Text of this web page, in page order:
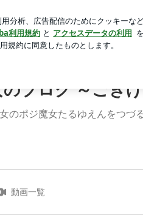
ジ魔女のブログ ～ごきげん
ブログ ～ごき
のポジ魔女たるゆえんをつづ
動画一覧